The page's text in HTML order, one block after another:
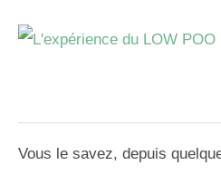
Vous le savez, depuis